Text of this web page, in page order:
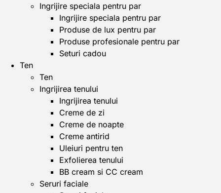
Ingrijire speciala pentru par
Ingrijire speciala pentru par
Produse de lux pentru par
Produse profesionale pentru par
Seturi cadou
Ten
Ten
Ingrijirea tenului
Ingrijirea tenului
Creme de zi
Creme de noapte
Creme antirid
Uleiuri pentru ten
Exfolierea tenului
BB cream si CC cream
Seruri faciale